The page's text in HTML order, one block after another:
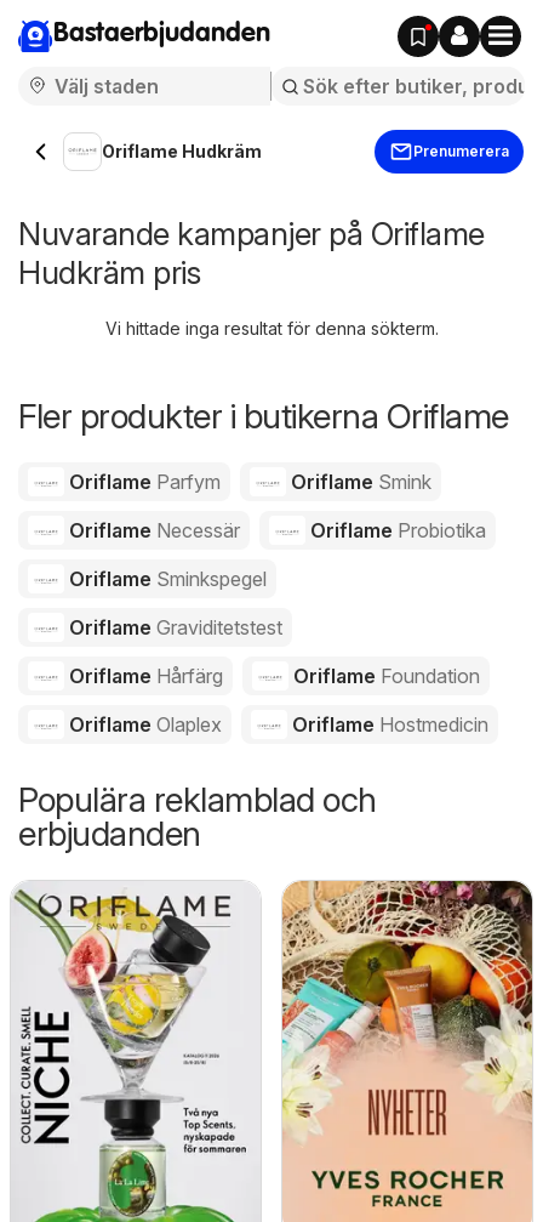
Bastaerbjudanden
Oriflame Hudkräm Prenumerera
Nuvarande kampanjer på Oriflame
Hudkräm pris
Vi hittade inga resultat för denna sökterm.
Fler produkter i butikerna Oriflame
Oriflame Parfym Oriflame Smink
Oriflame Necessär Oriflame Probiotika
Oriflame Sminkspegel
Oriflame Graviditetstest
Oriflame Hårfärg Oriflame Foundation
Oriflame Olaplex Oriflame Hostmedicin
Populära reklamblad och
erbjudanden